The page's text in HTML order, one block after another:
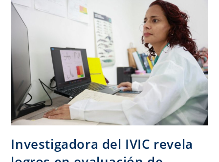
Investigadora del IVIC revela